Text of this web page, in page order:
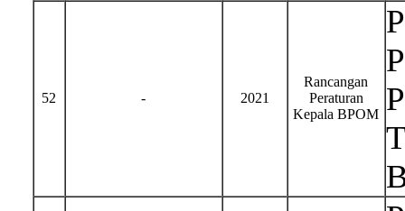
52 - 2021
Rancangan
Peraturan
Kepala BPOM